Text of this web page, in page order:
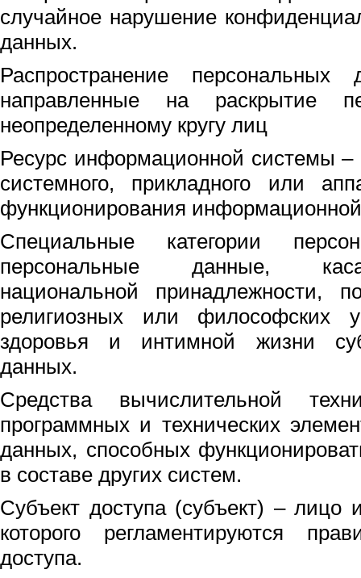
случайное нарушение
данных.
Распространение
направленные на раскрытие
неопределенному кругу лиц
Ресурс информационной системы
системного, прикладного или
функционирования
Специальные категории
персональные данные,
национальной принадлежности,
религиозных или философских
здоровья и интимной жизни
данных.
Средства вычислительной
программных и технических
данных, способных
в составе других систем.
Субъект доступа (субъект) – лицо
которого регламентируются
доступа.